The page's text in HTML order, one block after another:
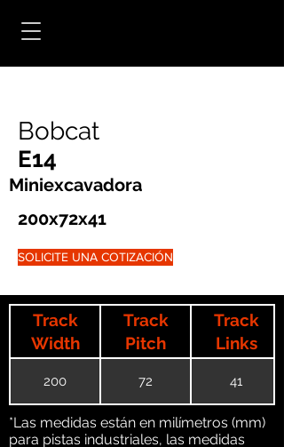
Bobcat
E14
Miniexcavadora
200x72x41
SOLICITE UNA COTIZACIÓN
Track
Width
Track
Pitch
Track
Links
200 72 41
*Las medidas están en milímetros (mm)
para pistas industriales, las medidas